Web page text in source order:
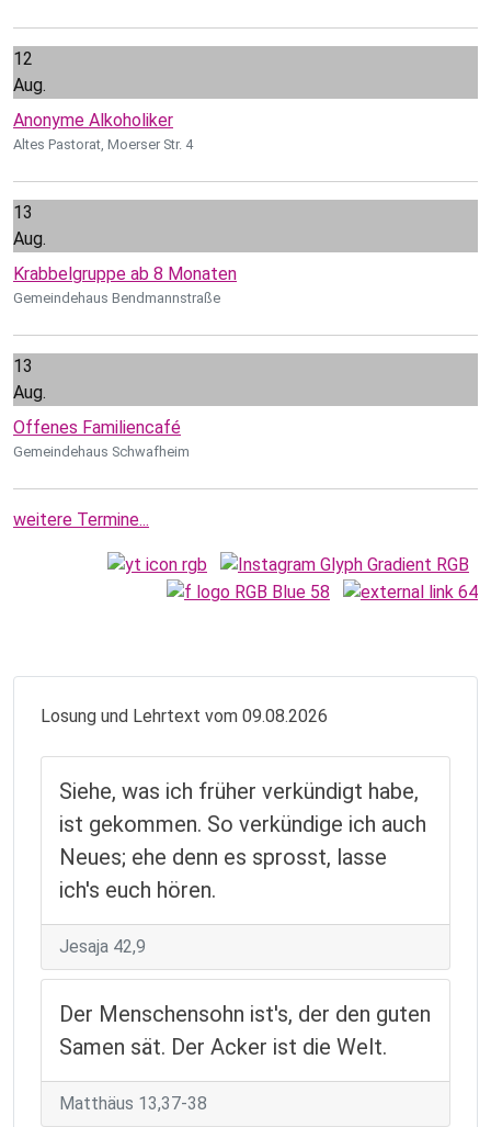
12
Aug.
Anonyme Alkoholiker
Altes Pastorat, Moerser Str. 4
13
Aug.
Krabbelgruppe ab 8 Monaten
Gemeindehaus Bendmannstraße
13
Aug.
Offenes Familiencafé
Gemeindehaus Schwafheim
weitere Termine...
Losung und Lehrtext vom 09.08.2026
Siehe, was ich früher verkündigt habe,
ist gekommen. So verkündige ich auch
Neues; ehe denn es sprosst, lasse
ich's euch hören.
Jesaja 42,9
Der Menschensohn ist's, der den guten
Samen sät. Der Acker ist die Welt.
Matthäus 13,37-38